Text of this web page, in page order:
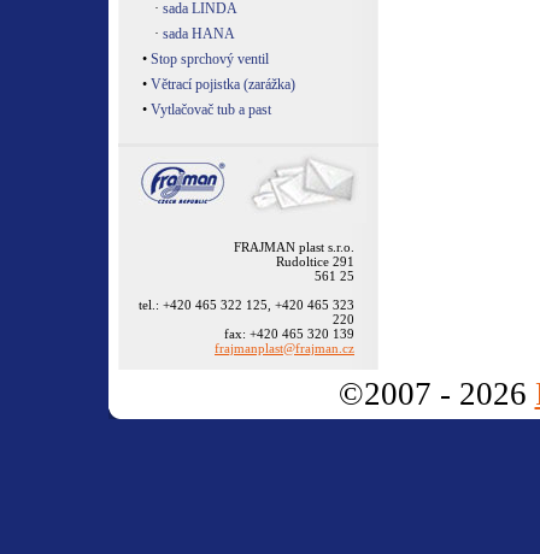
· sada LINDA
· sada HANA
• Stop sprchový ventil
• Větrací pojistka (zarážka)
• Vytlačovač tub a past
FRAJMAN plast s.r.o.
Rudoltice 291
561 25
tel.: +420 465 322 125, +420 465 323
220
fax: +420 465 320 139
frajmanplast@frajman.cz
©2007 - 2026